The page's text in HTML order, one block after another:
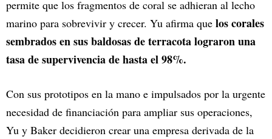
permite que los fragmentos de coral se adhieran al lecho
marino para sobrevivir y crecer. Yu afirma que los corales
sembrados en sus baldosas de terracota lograron una
tasa de supervivencia de hasta el 98%.
Con sus prototipos en la mano e impulsados por la urgente
necesidad de financiación para ampliar sus operaciones,
Yu y Baker decidieron crear una empresa derivada de la